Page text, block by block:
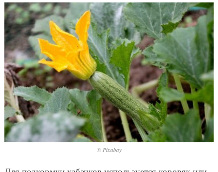
© Pixabay